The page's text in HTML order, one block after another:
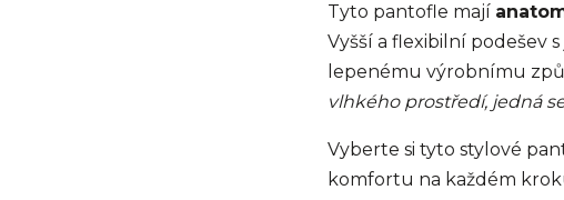
Tyto pantofle mají
Vyšší a flexibilní podešev
lepenému výrobnímu
vlhkého prostředí, jedná
Vyberte si tyto stylové
komfortu na každém